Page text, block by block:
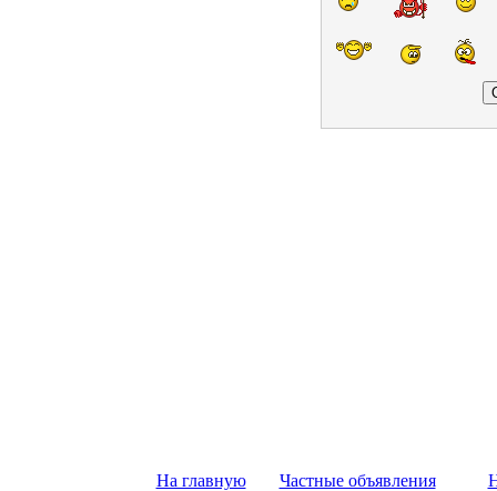
На главную Частные объявления